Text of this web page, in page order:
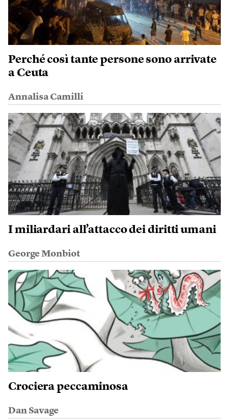
Perché così tante persone sono arrivate
a Ceuta
Annalisa Camilli
I miliardari all’attacco dei diritti umani
George Monbiot
Crociera peccaminosa
Dan Savage